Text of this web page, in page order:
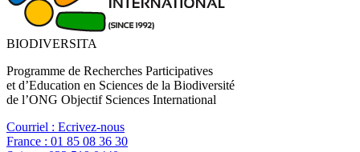
BIODIVERSITA
Programme de Recherches Participatives
et d’Education en Sciences de la Biodiversité
de l’ONG Objectif Sciences International
Courriel : Ecrivez-nous
France : 01 85 08 36 30